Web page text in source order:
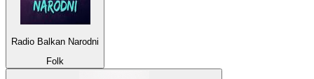
Radio Balkan Narodni
Folk